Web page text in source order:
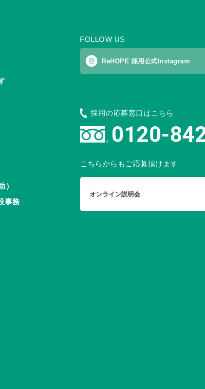
）
事務
FOLLOW US
ReHOPE 採用公式Instagram
採用の応募窓口はこちら
0120-
こちらからもご応募頂けます
オンライン説明会